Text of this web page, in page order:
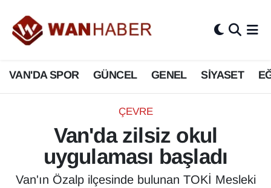
VAN'DA SPOR GÜNCEL GENEL SİYASET
ÇEVRE
Van'da zilsiz okul
uygulaması başladı
Van'ın Özalp ilçesinde bulunan TOKİ Mesleki
3.SAYFA
ASAYİŞ
BİLİM VE TEKNOLOJİ
Biyografi
Bölge Haberleri
Van Nöbetçi Eczaneler
Van Hava Durumu
Van Namaz Vakitleri
Van Trafik Yoğunluk Haritası
Süper Lig Puan Durumu ve Fikstür